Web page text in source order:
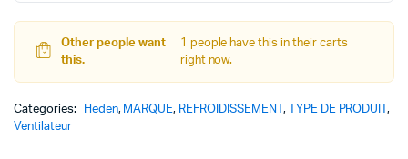
Other people want
this.
1 people have this in their carts
right now.
Categories: Heden, MARQUE, REFROIDISSEMENT , TYPE DE PRODUIT,
Ventilateur